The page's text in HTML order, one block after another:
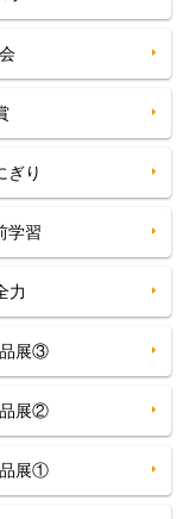
ぎり
学習
力
品展③
品展②
品展①